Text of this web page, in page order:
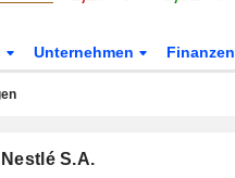
Unternehmen Finanzen
S.A.